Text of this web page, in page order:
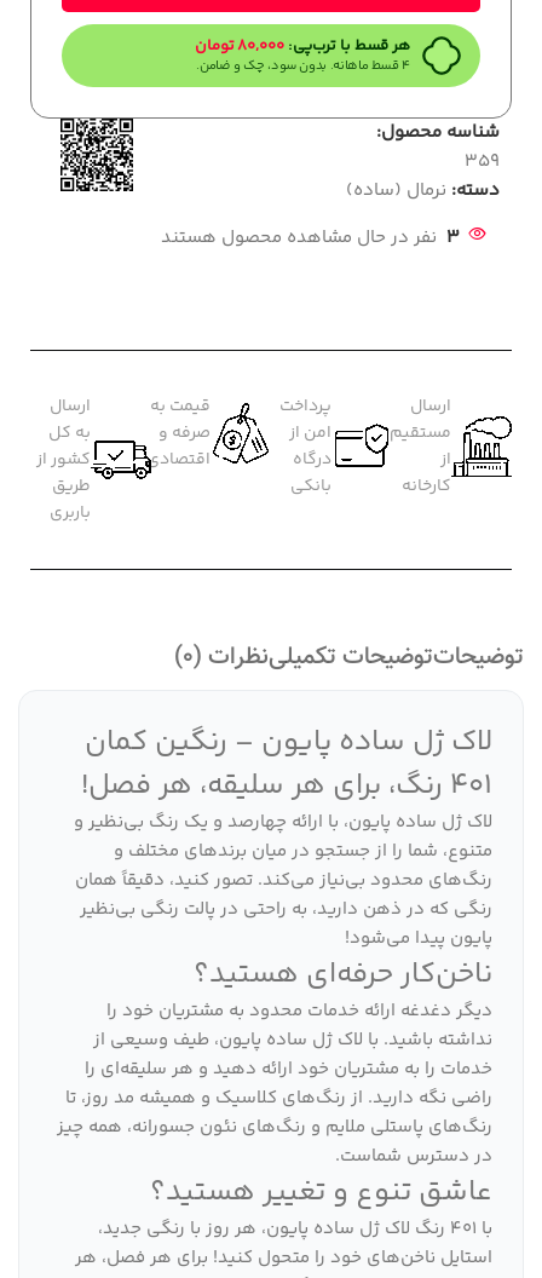
هر قسط با ترب‌پی: 80,000تومان
۴ قسط ماهانه. بدون سود، چک و ضامن.
شناسه محصول:
359
دسته: نرمال (ساده)
3 نفر در حال مشاهده محصول هستند
ارسال
مستقیم
از
کارخانه
پرداخت
امن از
درگاه
بانکی
قیمت به
صرفه و
اقتصادی
ارسال
به کل
کشور از
طریق
باربری
توضیحاتتوضیحات تکمیلینظرات (0)
لاک ژل ساده پایون – رنگین کمان
401 رنگ، برای هر سلیقه، هر فصل!
لاک ژل ساده پایون، با ارائه چهارصد و یک رنگ بی‌نظیر و
متنوع، شما را از جستجو در میان برندهای مختلف و
رنگ‌های محدود بی‌نیاز می‌کند. تصور کنید، دقیقاً همان
رنگی که در ذهن دارید، به راحتی در پالت رنگی بی‌نظیر
پایون پیدا می‌شود!
ناخن‌کار حرفه‌ای هستید؟
دیگر دغدغه ارائه خدمات محدود به مشتریان خود را
نداشته باشید. با لاک ژل ساده پایون، طیف وسیعی از
خدمات را به مشتریان خود ارائه دهید و هر سلیقه‌ای را
راضی نگه دارید. از رنگ‌های کلاسیک و همیشه مد روز، تا
رنگ‌های پاستلی ملایم و رنگ‌های نئون جسورانه، همه چیز
در دسترس شماست.
عاشق تنوع و تغییر هستید؟
با 401 رنگ لاک ژل ساده پایون، هر روز با رنگی جدید،
استایل ناخن‌های خود را متحول کنید! برای هر فصل، هر